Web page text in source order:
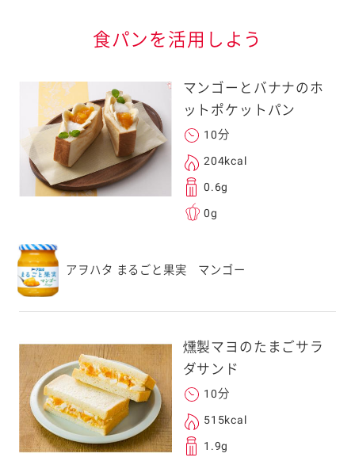
する事ができ
身以外の方に送
旦ご自身で受け
元コードをス
ォンのカメラ
るとアクセス
食パンを活用しよう
マンゴーとバナナのホ
ットポケットパン
10分
204kcal
0.6g
0g
アヲハタ まるごと果実 マンゴー
燻製マヨのたまごサラ
ダサンド
10分
515kcal
1.9g